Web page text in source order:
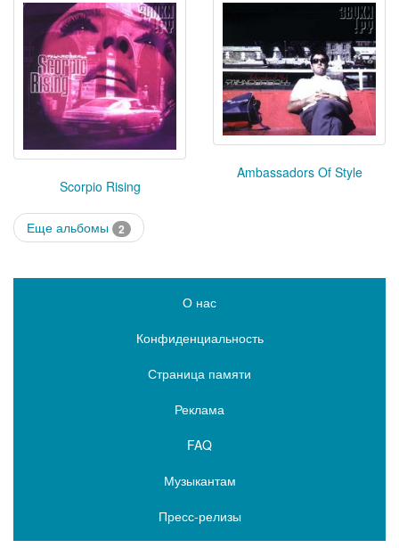
Scorpio Rising
Ambassadors Of Style
Еще альбомы 2
О нас
Конфиденциальность
Страница памяти
Реклама
FAQ
Музыкантам
Пресс-релизы